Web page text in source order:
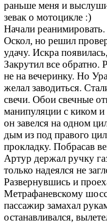
раньше меня и
зевак о мотоцикле :)
Начали
Оскол, но решил
удачу. Искра
Закрутил все обратно.
не на вечеринку. Но
желал заводиться.
свечи. Обои свечные
манипуляции с киком и
он завелся на одном
дым из под правого
прокладку. Побрасав
Артур держал ручку
только надеялся не
Развернувшись и
Метрафаневскому
пассажир замахал
останавливался,